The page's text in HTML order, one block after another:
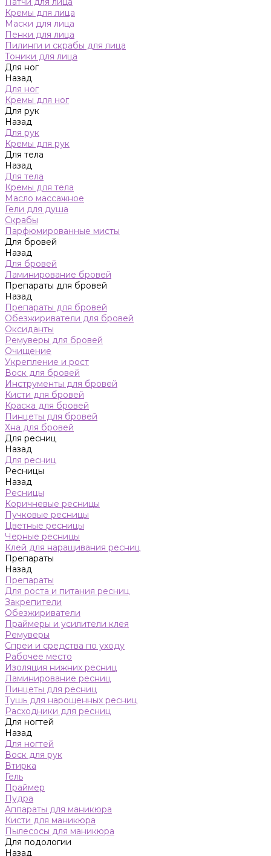
Кремы для лица
Маски для лица
Пенки для лица
Пилинги и скрабы для лица
Тоники для лица
Для ног
Назад
Для ног
Кремы для ног
Для рук
Назад
Для рук
Кремы для рук
Для тела
Назад
Для тела
Кремы для тела
Масло массажное
Гели для душа
Скрабы
Парфюмированные мисты
Для бровей
Назад
Для бровей
Ламинирование бровей
Препараты для бровей
Назад
Препараты для бровей
Обезжириватели для бровей
Оксиданты
Ремуверы для бровей
Очищение
Укрепление и рост
Воск для бровей
Инструменты для бровей
Кисти для бровей
Краска для бровей
Пинцеты для бровей
Хна для бровей
Для ресниц
Назад
Для ресниц
Ресницы
Назад
Ресницы
Коричневые ресницы
Пучковые ресницы
Цветные ресницы
Черные ресницы
Клей для наращивания ресниц
Препараты
Назад
Препараты
Для роста и питания ресниц
Закрепители
Обезжириватели
Праймеры и усилители клея
Ремуверы
Спреи и средства по уходу
Рабочее место
Изоляция нижних ресниц
Ламинирование ресниц
Пинцеты для ресниц
Тушь для нарощенных ресниц
Расходники для ресниц
Для ногтей
Назад
Для ногтей
Воск для рук
Втирка
Гель
Праймер
Пудра
Аппараты для маникюра
Кисти для маникюра
Пылесосы для маникюра
Для подологии
Назад